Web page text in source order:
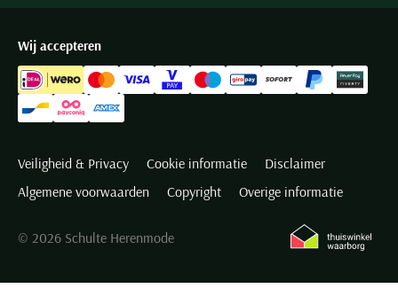
Wij accepteren
Veiligheid & Privacy Cookie informatie
Disclaimer
Algemene voorwaarden
Copyright Overige informatie
© 2026 Schulte Herenmode